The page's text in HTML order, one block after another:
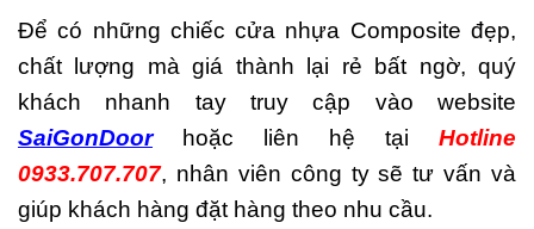
Để có những chiếc cửa nhựa Composite đẹp,
chất lượng mà giá thành lại rẻ bất ngờ, quý
khách nhanh tay truy cập vào website
SaiGonDoorhoặc liên hệ tại Hotline
0933.707.707, nhân viên công ty sẽ tư vấn và
giúp khách hàng đặt hàng theo nhu cầu.